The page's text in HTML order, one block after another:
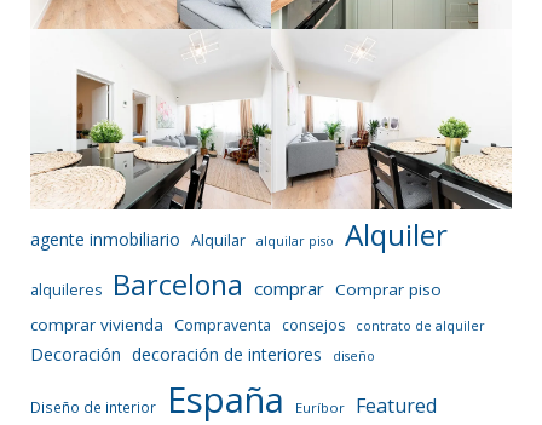
agente inmobiliario Alquilar alquilar piso Alquiler
alquileres Barcelona comprar Comprar piso
comprar vivienda
Compraventa consejos contrato de alquiler
Decoración decoración de interiores diseño
Diseño de interior España Euríbor Featured